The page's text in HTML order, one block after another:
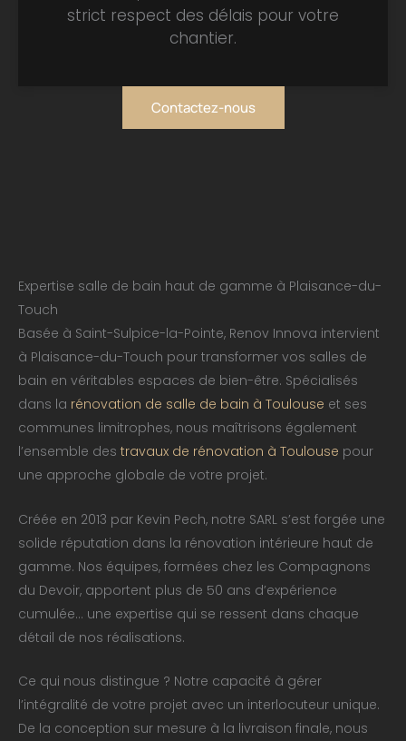
strict respect des délais pour votre
chantier.
Contactez-nous
Expertise salle de bain haut de gamme à Plaisance-du-
Touch
Basée à Saint-Sulpice-la-Pointe, Renov Innova intervient
à Plaisance-du-Touch pour transformer vos salles de
bain en véritables espaces de bien-être. Spécialisés
dans la rénovation de salle de bain à Toulouse et ses
communes limitrophes, nous maîtrisons également
l’ensemble des travaux de rénovation à Toulouse pour
une approche globale de votre projet.
Créée en 2013 par Kevin Pech, notre SARL s’est forgée une
solide réputation dans la rénovation intérieure haut de
gamme. Nos équipes, formées chez les Compagnons
du Devoir, apportent plus de 50 ans d’expérience
cumulée… une expertise qui se ressent dans chaque
détail de nos réalisations.
Ce qui nous distingue ? Notre capacité à gérer
l’intégralité de votre projet avec un interlocuteur unique.
De la conception sur mesure à la livraison finale, nous